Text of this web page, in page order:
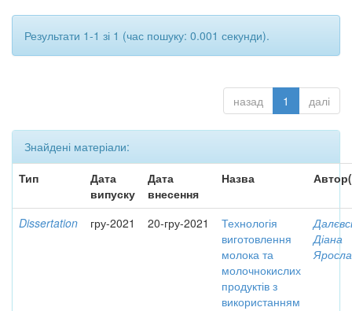
Результати 1-1 зі 1 (час пошуку: 0.001 секунди).
назад 1 далі
Знайдені матеріали:
Тип
Дата
випуску
Дата
внесення
Назва
Dissertation гру-2021 20-гру-2021
Технологія
виготовлення
молока та
молочнокислих
продуктів з
використанням
Діана